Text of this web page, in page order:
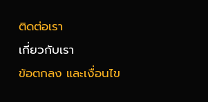
ติดต่อเรา
เกี่ยวกับเรา
ข้อตกลง และเงื่อนไข